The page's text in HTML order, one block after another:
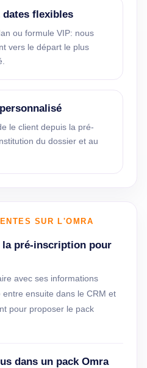
dates flexibles
ou formule VIP: nous
vers le départ le plus
le client depuis la pré-
du dossier et au
SUR L'OMRA
pré-inscription pour
avec ses informations
ensuite dans le CRM et
pour proposer le pack
dans un pack Omra